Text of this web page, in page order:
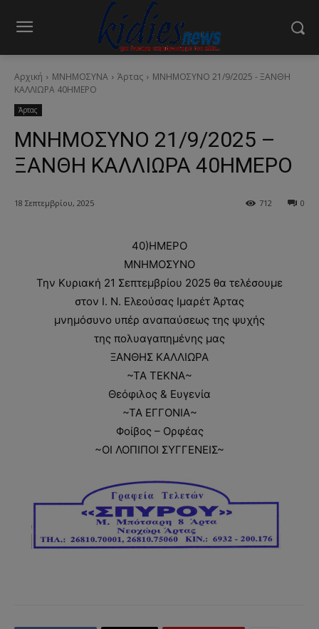
Αρχική ΜΝΗΜΟΣΥΝΑ Άρτας
ΜΝΗΜΟΣΥΝΟ 21/9/2025 - ΞΑΝΘΗ
ΚΑΛΛΙΩΡΑ 40ΗΜΕΡΟ
Άρτας
ΜΝΗΜΟΣΥΝΟ 21/9/2025 –
ΞΑΝΘΗ ΚΑΛΛΙΩΡΑ 40ΗΜΕΡΟ
18 Σεπτεμβρίου, 2025 0
712
40)ΗΜΕΡΟ
ΜΝΗΜΟΣΥΝΟ
Την Κυριακή 21 Σεπτεμβρίου 2025 θα τελέσουμε
στον Ι. Ν. Ελεούσας Ιμαρέτ Άρτας
μνημόσυνο υπέρ αναπαύσεως της ψυχής
της πολυαγαπημένης μας
ΞΑΝΘΗΣ ΚΑΛΛΙΩΡΑ
~ΤΑ ΤΕΚΝΑ~
Θεόφιλος & Ευγενία
~ΤΑ ΕΓΓΟΝΙΑ~
Φοίβος – Ορφέας
~ΟΙ ΛΟΠΙΠΟΙ ΣΥΓΓΕΝΕΙΣ~